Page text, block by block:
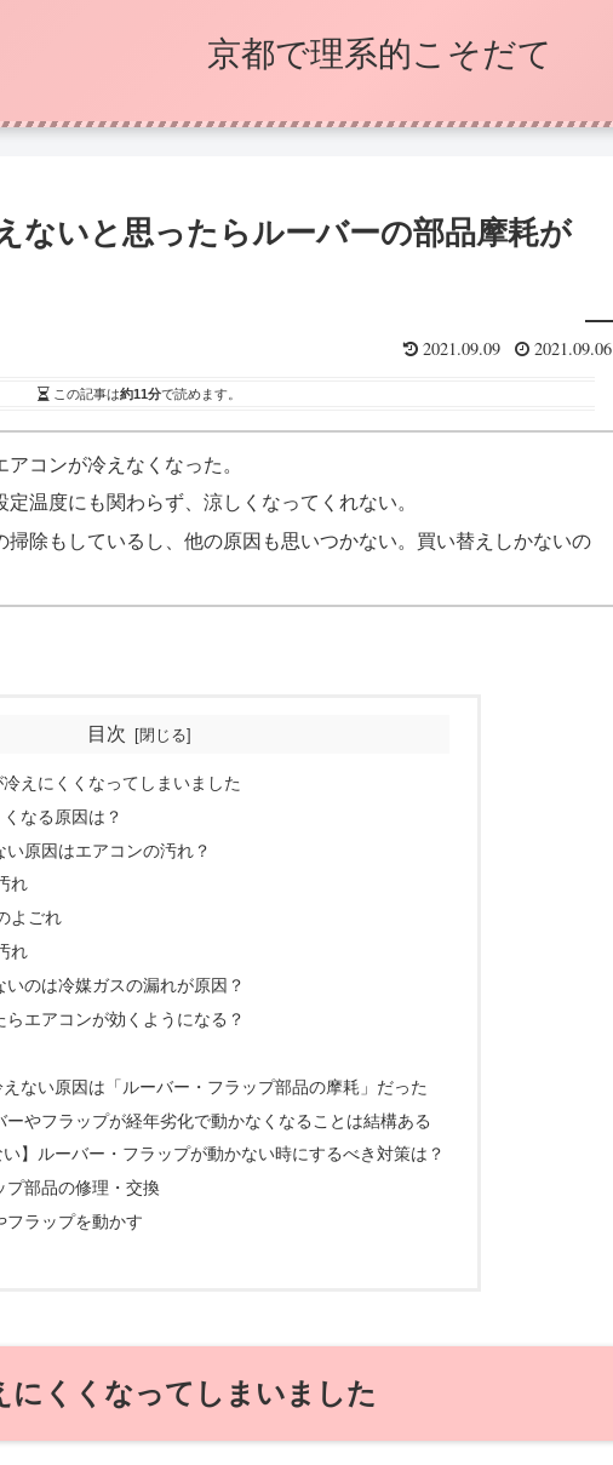
京都で理系的こそだて
ないと思ったらルーバーの部品摩耗が
2021.09.09 2021.09.06
この記事は約11分で読めます。
アコンが冷えなくなった。
定温度にも関わらず、涼しくなってくれない。
掃除もしているし、他の原因も思いつかない。買い替えしかないの
目次
えにくくなってしまいました
なる原因は？
い原因はエアコンの汚れ？
れ
よごれ
れ
いのは冷媒ガスの漏れが原因？
エアコンが効くようになる？
ない原因は「ルーバー・フラップ部品の摩耗」だった
ーやフラップが経年劣化で動かなくなることは結構ある
い】ルーバー・フラップが動かない時にするべき対策は？
プ部品の修理・交換
フラップを動かす
にくくなってしまいました